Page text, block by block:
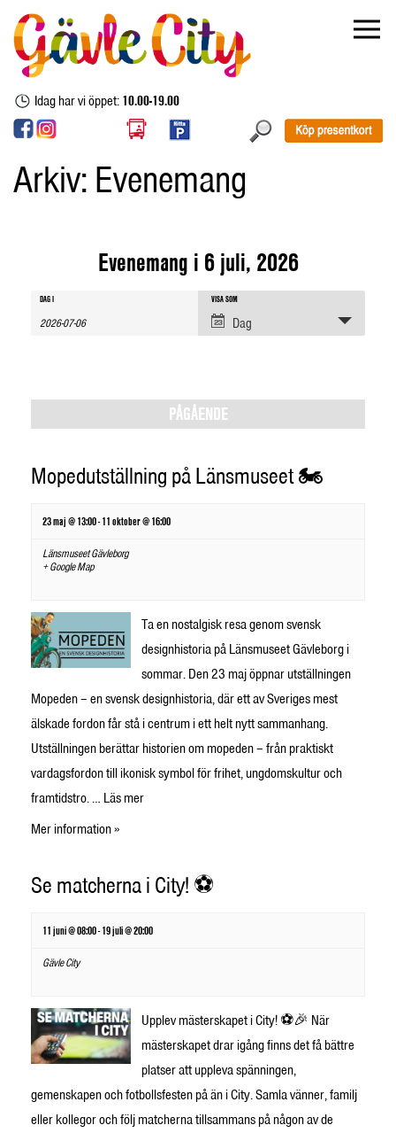
Idag har vi öppet:10.00-19.00
Arkiv: Evenemang
Evenemang i 6 juli, 2026
Evenemang
Views
Navigation
Evenemang
sök
DAG I Evenemang
Views
Navigation
VISA SOM
Dag
PÅGÅENDE
Mopedutställning på Länsmuseet 🏍️
23 maj @ 13:00-11 oktober @ 16:00
Länsmuseet Gävleborg
+ Google Map
Ta en nostalgisk resa genom svensk
designhistoria på Länsmuseet Gävleborg i
sommar. Den 23 maj öppnar utställningen
Mopeden – en svensk designhistoria, där ett av Sveriges mest
älskade fordon får stå i centrum i ett helt nytt sammanhang.
Utställningen berättar historien om mopeden – från praktiskt
vardagsfordon till ikonisk symbol för frihet, ungdomskultur och
framtidstro. … Läs mer
Mer information »
Se matcherna i City! ⚽
11 juni @ 08:00-19 juli @ 20:00
Gävle City
Upplev mästerskapet i City! ⚽🎉 När
mästerskapet drar igång finns det få bättre
platser att uppleva spänningen,
gemenskapen och fotbollsfesten på än i City. Samla vänner, familj
eller kollegor och följ matcherna tillsammans på någon av de